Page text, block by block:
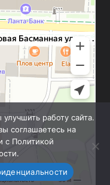
работу сайта.
соглашаетесь на
с Политикой